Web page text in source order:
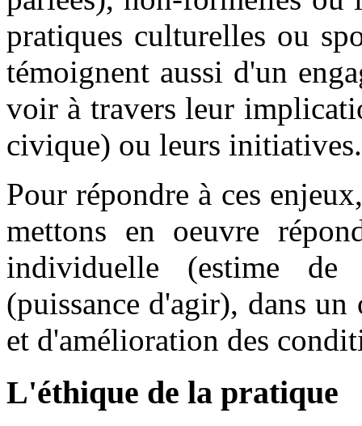
pratiques culturelles ou
témoignent aussi d'un
voir à travers leur
civique) ou leurs initiatives.
Pour répondre à ces
mettons en oeuvre
individuelle (estime
(puissance d'agir), dans
et d'amélioration des
L'éthique de la pratique